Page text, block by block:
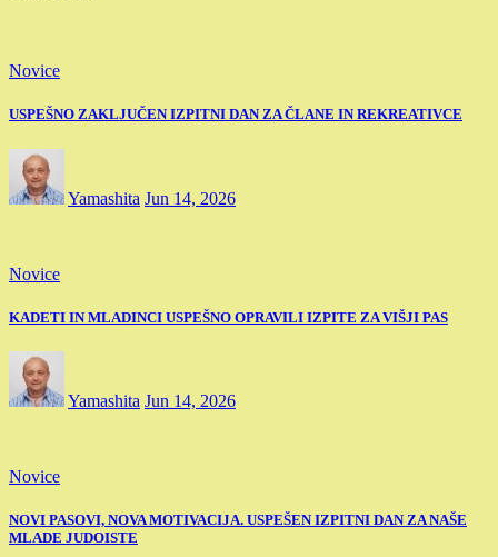
Novice
USPEŠNO ZAKLJUČEN IZPITNI DAN ZA ČLANE IN REKREATIVCE
Yamashita Jun 14, 2026
Novice
KADETI IN MLADINCI USPEŠNO OPRAVILI IZPITE ZA VIŠJI PAS
Yamashita Jun 14, 2026
Novice
NOVI PASOVI, NOVA MOTIVACIJA. USPEŠEN IZPITNI DAN ZA NAŠE
MLADE JUDOISTE